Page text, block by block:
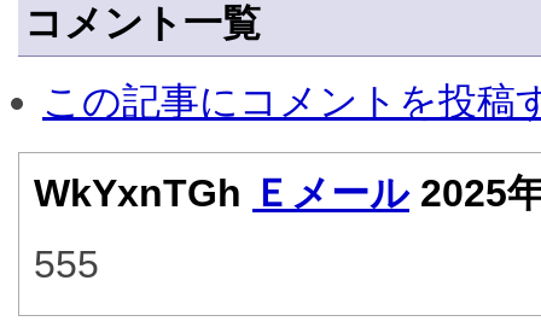
コメント一覧
この記事にコメントを投稿
WkYxnTGh Ｅメール 2025
555